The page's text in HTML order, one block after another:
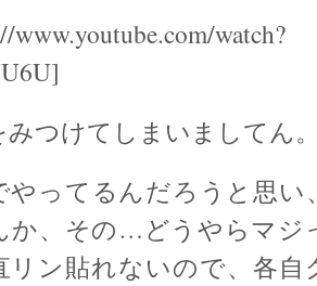
www.youtube.com/watch?
みつけてしまいましてん
やってるんだろうと思い
か、その…どうやらマジ
リン貼れないので、各自